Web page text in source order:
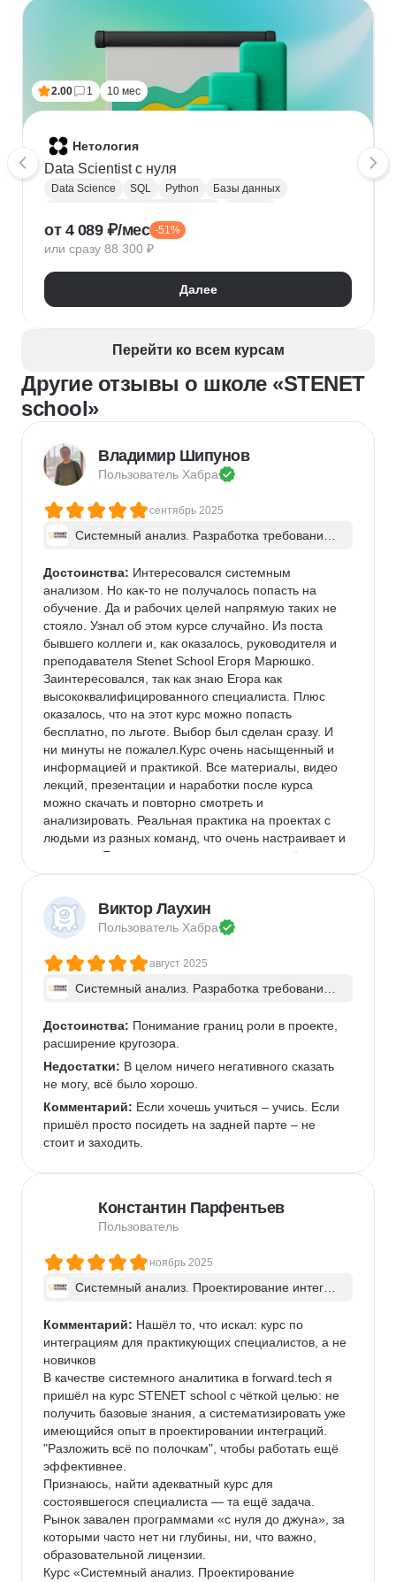
2.00 1 10 мес
Нетология
Data Scientist с нуля
Data Science SQL Python
Базы данных
Keras
Машинное обучение
Искусственный интеллект
Математика для Data Science
Статистика
Pandas
от 4 089 ₽/мес -51%
или сразу 88 300 ₽
Далее
Перейти ко всем курсам
Другие отзывы о школе «STENET
school»
Владимир Шипунов
Пользователь Хабра
сентябрь 2025
Системный анализ. Разработка требований
нты - в группе
Достоинства: Интересовался системным
анализом. Но как-то не получалось попасть на
обучение. Да и рабочих целей напрямую таких не
стояло. Узнал об этом курсе случайно. Из поста
бывшего коллеги и, как оказалось, руководителя и
преподавателя Stenet School Егоря Марюшко.
Заинтересовался, так как знаю Егора как
высококвалифицированного специалиста. Плюс
оказалось, что на этот курс можно попасть
бесплатно, по льготе. Выбор был сделан сразу. И
ни минуты не пожалел.Курс очень насыщенный и
информацией и практикой. Все материалы, видео
лекций, презентации и наработки после курса
можно скачать и повторно смотреть и
анализировать. Реальная практика на проектах с
людьми из разных команд, что очень настраивает и
помогает. Егор очень хорошо и понятно всё
Недостатки: Понравилось в принципе всё. Очень
маленький минус может быть за долгий разбор
Видно ошибки свои и чужие, возможность их
исправить и отзыв преподавателя, что улучшить.
новичков. Всё таки надо иметь какой-то небольшой
опыт работы в IT и рабочий бекграунд.
Виктор Лаухин
Пользователь Хабра
август 2025
Системный анализ. Разработка требований
нты - в группе
Достоинства: Понимание границ роли в проекте,
расширение кругозора.
Недостатки: В целом ничего негативного сказать
не могу, всё было хорошо.
Комментарий: Если хочешь учиться – учись. Если
пришёл просто посидеть на задней парте – не
стоит и заходить.
Константин Парфентьев
Пользователь
ноябрь 2025
Системный анализ. Проектирование интегра
Комментарий: Нашёл то, что искал: курс по
интеграциям для практикующих специалистов, а не
новичков
В качестве системного аналитика в forward.tech я
пришёл на курс STENET school с чёткой целью: не
получить базовые знания, а систематизировать уже
имеющийся опыт в проектировании интеграций.
"Разложить всё по полочкам", чтобы работать ещё
эффективнее.
Признаюсь, найти адекватный курс для
состоявшегося специалиста — та ещё задача.
Рынок завален программами «с нуля до джуна», за
которыми часто нет ни глубины, ни, что важно,
образовательной лицензии.
Курс «Системный анализ. Проектирование